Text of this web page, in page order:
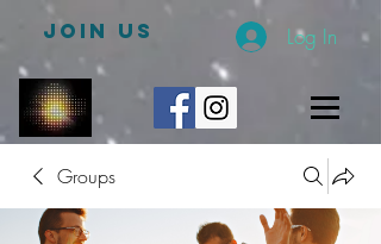
JOIN US Log In
Groups